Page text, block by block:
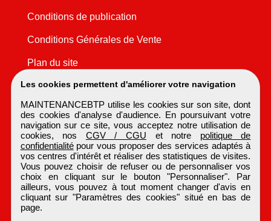
Les cookies permettent d'améliorer votre navigation
MAINTENANCEBTP utilise les cookies sur son site, dont
des cookies d'analyse d'audience. En poursuivant votre
navigation sur ce site, vous acceptez notre utilisation de
cookies, nos CGV / CGU et notre politique de
confidentialitépour vous proposer des services adaptés à
vos centres d'intérêt et réaliser des statistiques de visites.
Vous pouvez choisir de refuser ou de personnaliser vos
choix en cliquant sur le bouton "Personnaliser". Par
ailleurs, vous pouvez à tout moment changer d'avis en
cliquant sur "Paramètres des cookies" situé en bas de
page.
Conditions de publication
Conditions Générales de Vente
Plan du site